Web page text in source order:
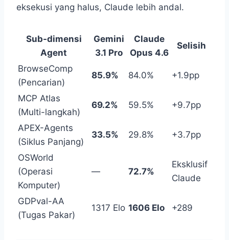
eksekusi yang halus, Claude lebih andal.
Sub-dimensi
Agent
Gemini
3.1 Pro
Claude
Opus 4.6
Selisih
BrowseComp
(Pencarian)
85.9% 84.0% +1.9pp
MCP Atlas
(Multi-langkah)
69.2% 59.5% +9.7pp
APEX-Agents
(Siklus Panjang)
33.5% 29.8% +3.7pp
OSWorld
(Operasi
Komputer)
— 72.7%
Eksklusif
Claude
GDPval-AA
(Tugas Pakar)
1317 Elo 1606 Elo +289